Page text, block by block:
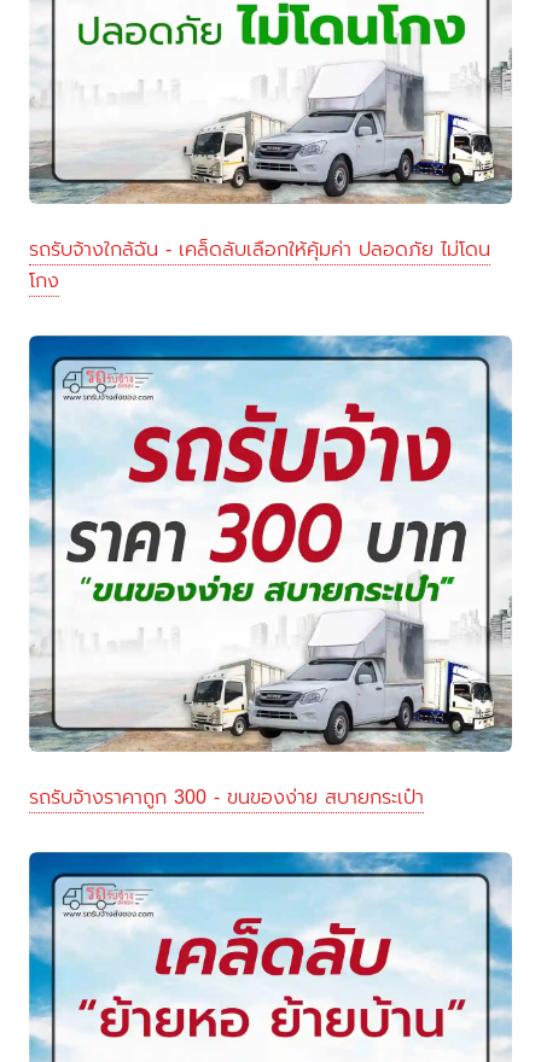
รถรับจ้างใกล้ฉัน - เคล็ดลับเลือกให้คุ้มค่า ปลอดภัย ไม่โดน
โกง
รถรับจ้างราคาถูก 300 - ขนของง่าย สบายกระเป๋า